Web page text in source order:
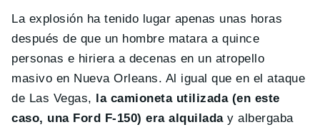
La explosión ha tenido lugar apenas unas horas
después de que un hombre matara a quince
personas e hiriera a decenas en un atropello
masivo en Nueva Orleans. Al igual que en el ataque
de Las Vegas, la camioneta utilizada (en este
caso, una Ford F-150) era alquiladay albergaba